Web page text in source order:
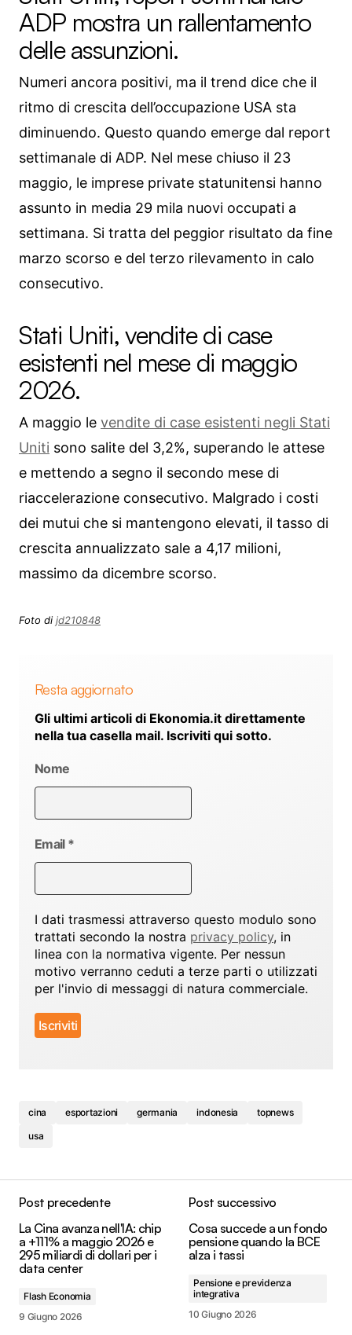
ADP mostra un rallentamento
delle assunzioni.
Numeri ancora positivi, ma il trend dice che il
ritmo di crescita dell’occupazione USA sta
diminuendo. Questo quando emerge dal report
settimanale di ADP. Nel mese chiuso il 23
maggio, le imprese private statunitensi hanno
assunto in media 29 mila nuovi occupati a
settimana. Si tratta del peggior risultato da fine
marzo scorso e del terzo rilevamento in calo
consecutivo.
Stati Uniti, vendite di case
esistenti nel mese di maggio
2026.
A maggio le vendite di case esistenti negli Stati
Uniti sono salite del 3,2%, superando le attese
e mettendo a segno il secondo mese di
riaccelerazione consecutivo. Malgrado i costi
dei mutui che si mantengono elevati, il tasso di
crescita annualizzato sale a 4,17 milioni,
massimo da dicembre scorso.
Foto di jd210848
Resta aggiornato
Gli ultimi articoli di Ekonomia.it direttamente
nella tua casella mail. Iscriviti qui sotto.
Nome
Email *
I dati trasmessi attraverso questo modulo sono
trattati secondo la nostra privacy policy, in
linea con la normativa vigente. Per nessun
motivo verranno ceduti a terze parti o utilizzati
per l'invio di messaggi di natura commerciale.
cina esportazioni germania indonesia
topnews
usa
Post precedente
La Cina avanza nell'IA: chip
a +111% a maggio 2026 e
295 miliardi di dollari per i
data center
Flash Economia
9 Giugno 2026
Post successivo
Cosa succede a un fondo
pensione quando la BCE
alza i tassi
Pensione e previdenza
integrativa
10 Giugno 2026